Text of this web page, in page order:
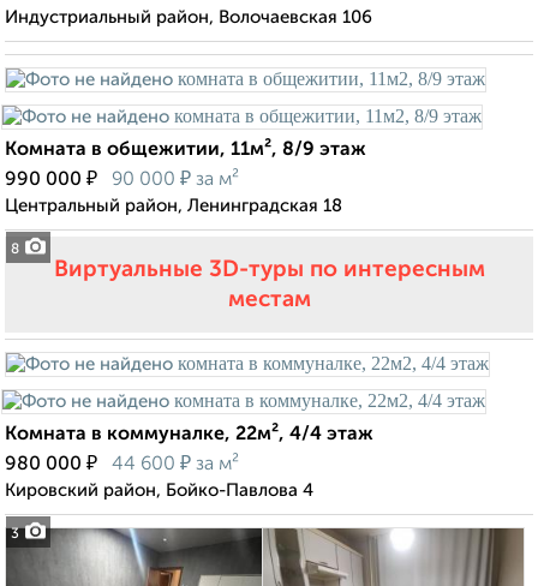
Индустриальный район, Волочаевская 106
8
Комната в общежитии, 11м², 8/9 этаж
990 000 ₽ 90 000 ₽ за м²
Центральный район, Ленинградская 18
Виртуальные 3D-туры по интересным
местам
3
Комната в коммуналке, 22м², 4/4 этаж
980 000 ₽ 44 600 ₽ за м²
Кировский район, Бойко-Павлова 4